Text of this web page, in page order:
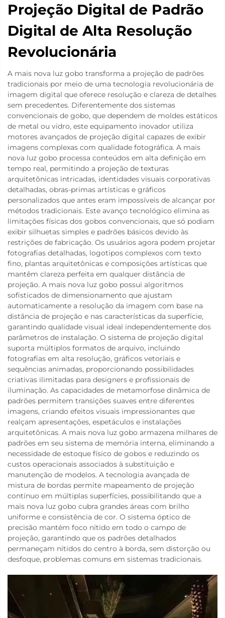
Projeção Digital de Padrão
Digital de Alta Resolução
Revolucionária
A mais nova luz gobo transforma a projeção de padrões
tradicionais por meio de uma tecnologia revolucionária de
imagem digital que oferece resolução e clareza de detalhes
sem precedentes. Diferentemente dos sistemas
convencionais de gobo, que dependem de moldes estáticos
de metal ou vidro, este equipamento inovador utiliza
motores avançados de projeção digital capazes de exibir
imagens complexas com qualidade fotográfica. A mais
nova luz gobo processa conteúdos em alta definição em
tempo real, permitindo a projeção de texturas
arquitetônicas intricadas, identidades visuais corporativas
detalhadas, obras-primas artísticas e gráficos
personalizados que antes eram impossíveis de alcançar por
métodos tradicionais. Este avanço tecnológico elimina as
limitações físicas dos gobos convencionais, que só podiam
exibir silhuetas simples e padrões básicos devido às
restrições de fabricação. Os usuários agora podem projetar
fotografias detalhadas, logotipos complexos com texto
fino, plantas arquitetônicas e composições artísticas que
mantêm clareza perfeita em qualquer distância de
projeção. A mais nova luz gobo possui algoritmos
sofisticados de dimensionamento que ajustam
automaticamente a resolução da imagem com base na
distância de projeção e nas características da superfície,
garantindo qualidade visual ideal independentemente dos
parâmetros de instalação. O sistema de projeção digital
suporta múltiplos formatos de arquivo, incluindo
fotografias em alta resolução, gráficos vetoriais e
sequências animadas, proporcionando possibilidades
criativas ilimitadas para designers e profissionais de
iluminação. As capacidades de metamorfose dinâmica de
padrões permitem transições suaves entre diferentes
imagens, criando efeitos visuais impressionantes que
realçam apresentações, espetáculos e instalações
arquitetônicas. A mais nova luz gobo armazena milhares de
padrões em seu sistema de memória interna, eliminando a
necessidade de estoque físico de gobos e reduzindo os
custos operacionais associados à substituição e
manutenção de modelos. A tecnologia avançada de
mistura de bordas permite mapeamento de projeção
contínuo em múltiplas superfícies, possibilitando que a
mais nova luz gobo cubra grandes áreas com brilho
uniforme e consistência de cor. O sistema óptico de
precisão mantém foco nítido em todo o campo de
projeção, garantindo que os padrões detalhados
permaneçam nítidos do centro à borda, sem distorção ou
desfoque, problemas comuns em sistemas tradicionais.